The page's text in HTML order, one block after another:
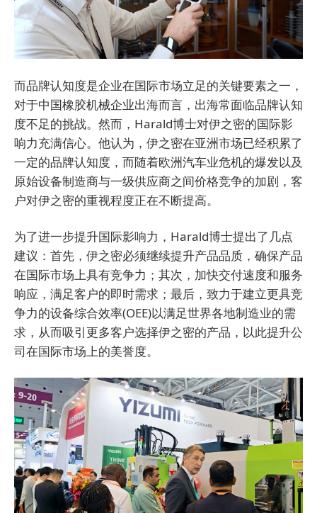
而品牌认知度是企业在国际市场立足的关键要素之一，
对于中国橡胶机械企业出海而言，出海常面临品牌认知
度不足的挑战。然而，Harald博士对伊之密的国际影
响力充满信心。他认为，伊之密在亚洲市场已经积累了
一定的品牌认知度，而随着欧洲汽车业危机的爆发以及
原始设备制造商与一级供应商之间价格竞争的加剧，客
户对伊之密的重视程度正在不断提高。
为了进一步提升国际影响力，Harald博士提出了几点
建议：首先，伊之密必须继续提升产品品质，确保产品
在国际市场上具有竞争力；其次，加快交付速度和服务
响应，满足客户的即时需求；最后，致力于建立更具竞
争力的设备综合效率(OEE)以满足世界各地制造业的需
求，从而吸引更多客户选择伊之密的产品，以此提升公
司在国际市场上的美誉度。